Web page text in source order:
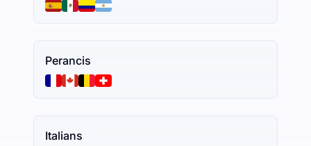
Perancis
Italians